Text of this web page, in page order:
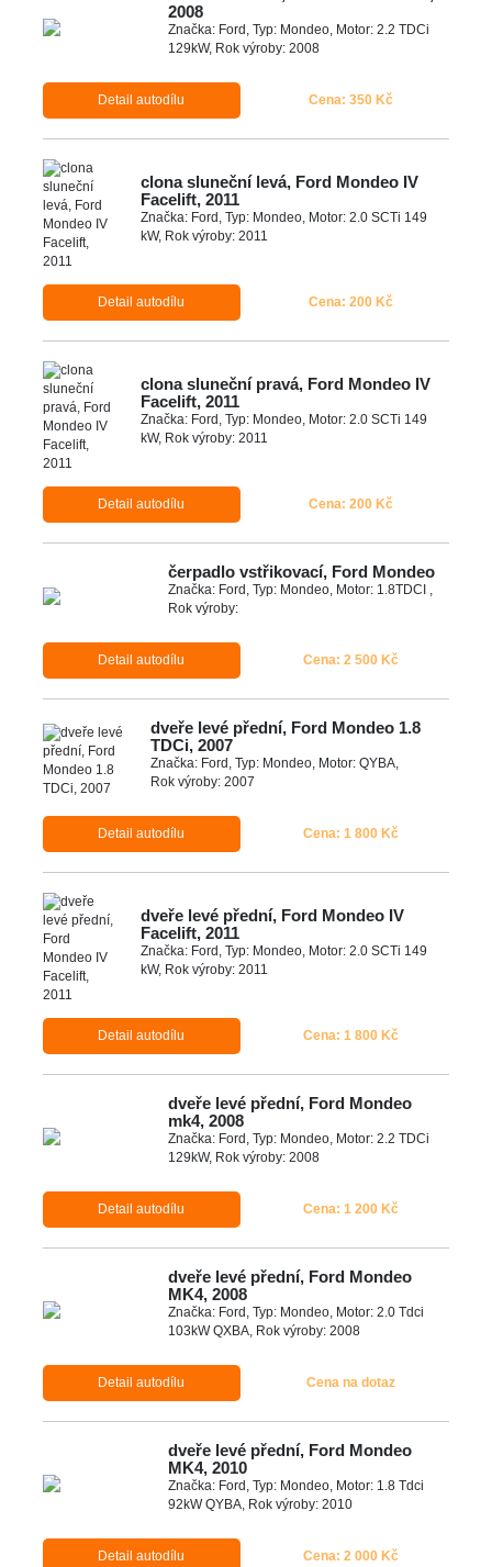
2008
Značka: Ford, Typ: Mondeo, Motor: 2.2 TDCi
129kW, Rok výroby: 2008
Detail autodílu Cena: 350 Kč
clona sluneční levá, Ford Mondeo IV
Facelift, 2011
Značka: Ford, Typ: Mondeo, Motor: 2.0 SCTi 149
kW, Rok výroby: 2011
Detail autodílu Cena: 200 Kč
clona sluneční pravá, Ford Mondeo IV
Facelift, 2011
Značka: Ford, Typ: Mondeo, Motor: 2.0 SCTi 149
kW, Rok výroby: 2011
Detail autodílu Cena: 200 Kč
čerpadlo vstřikovací, Ford Mondeo
Značka: Ford, Typ: Mondeo, Motor: 1.8TDCI ,
Rok výroby:
Detail autodílu Cena: 2 500 Kč
dveře levé přední, Ford Mondeo 1.8
TDCi, 2007
Značka: Ford, Typ: Mondeo, Motor: QYBA,
Rok výroby: 2007
Detail autodílu Cena: 1 800 Kč
dveře levé přední, Ford Mondeo IV
Facelift, 2011
Značka: Ford, Typ: Mondeo, Motor: 2.0 SCTi 149
kW, Rok výroby: 2011
Detail autodílu Cena: 1 800 Kč
dveře levé přední, Ford Mondeo
mk4, 2008
Značka: Ford, Typ: Mondeo, Motor: 2.2 TDCi
129kW, Rok výroby: 2008
Detail autodílu Cena: 1 200 Kč
dveře levé přední, Ford Mondeo
MK4, 2008
Značka: Ford, Typ: Mondeo, Motor: 2.0 Tdci
103kW QXBA, Rok výroby: 2008
Detail autodílu Cena na dotaz
dveře levé přední, Ford Mondeo
MK4, 2010
Značka: Ford, Typ: Mondeo, Motor: 1.8 Tdci
92kW QYBA, Rok výroby: 2010
Detail autodílu Cena: 2 000 Kč